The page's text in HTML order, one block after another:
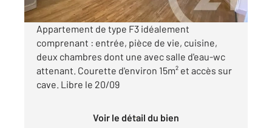
Appartement de type F3 idéalement
comprenant : entrée, pièce de vie, cuisine,
deux chambres dont une avec salle d'eau-wc
attenant. Courette d'environ 15m² et accès sur
cave. Libre le 20/09
Voir le détail du bien